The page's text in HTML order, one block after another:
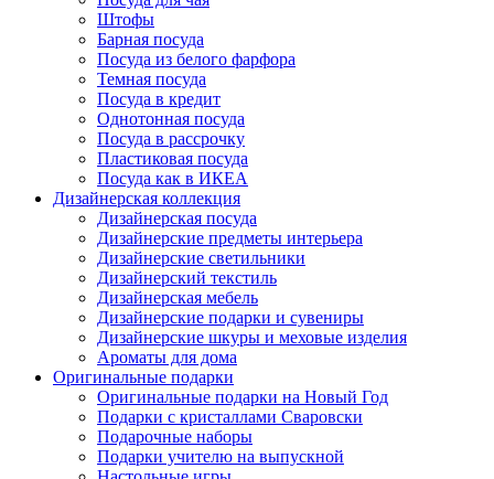
Штофы
Барная посуда
Посуда из белого фарфора
Темная посуда
Посуда в кредит
Однотонная посуда
Посуда в рассрочку
Пластиковая посуда
Посуда как в ИКЕА
Дизайнерская коллекция
Дизайнерская посуда
Дизайнерские предметы интерьера
Дизайнерские светильники
Дизайнерский текстиль
Дизайнерская мебель
Дизайнерские подарки и сувениры
Дизайнерские шкуры и меховые изделия
Ароматы для дома
Оригинальные подарки
Оригинальные подарки на Новый Год
Подарки с кристаллами Сваровски
Подарочные наборы
Подарки учителю на выпускной